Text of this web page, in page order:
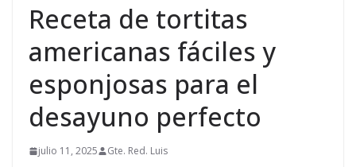
Receta de tortitas
americanas fáciles y
esponjosas para el
desayuno perfecto
julio 11, 2025 Gte. Red. Luis